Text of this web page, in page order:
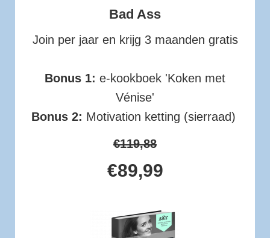
Bad Ass
Join per jaar en krijg 3 maanden gratis
Bonus 1: e-kookboek 'Koken met
Vénise'
Bonus 2: Motivation ketting (sierraad)
€119,88
€89,99